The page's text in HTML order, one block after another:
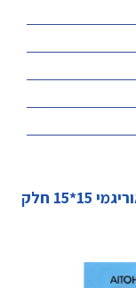
נייר אוריגמי 15*15 חלק